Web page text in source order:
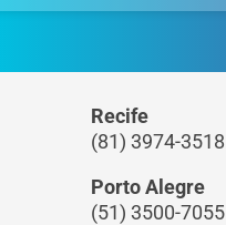
Recife
(81) 3974-3518
Porto Alegre
(51) 3500-7055